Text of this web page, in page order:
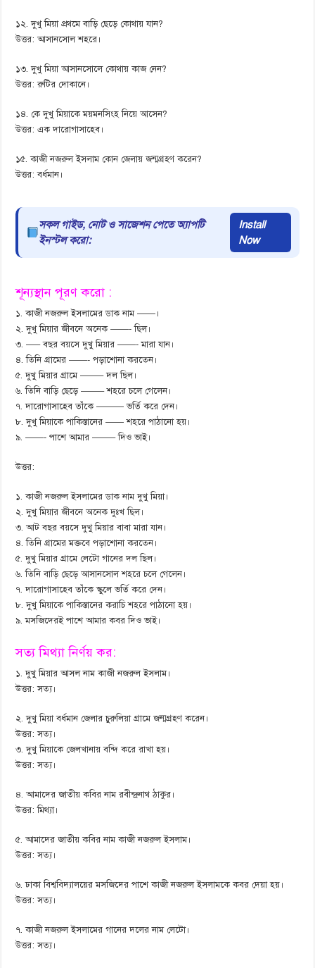
১২. দুখু মিয়া প্রথমে বাড়ি ছেড়ে কোথায় যান?
উত্তর: আসানসোল শহরে।
১৩. দুখু মিয়া আসানসোলে কোথায় কাজ নেন?
উত্তর: রুটির দোকানে।
১৪. কে দুখু মিয়াকে ময়মনসিংহ নিয়ে আসেন?
উত্তর: এক দারোগাসাহেব।
১৫. কাজী নজরুল ইসলাম কোন জেলায় জন্মগ্রহণ করেন?
উত্তর: বর্ধমান।
সকল গাইড, নোট ও সাজেশন পেতে অ্যাপটি
ইনস্টল করো:
Install
Now
শূন্যস্থান পূরণ করো :
১. কাজী নজরুল ইসলামের ডাক নাম ——।
২. দুখু মিয়ার জীবনে অনেক ——- ছিল।
৩. —– বছর বয়সে দুখু মিয়ার ——- মারা যান।
৪. তিনি গ্রামের ——- পড়াশোনা করতেন।
৫. দুখু মিয়ার গ্রামে ——– দল ছিল।
৬. তিনি বাড়ি ছেড়ে ——– শহরে চলে গেলেন।
৭. দারোগাসাহেব তাঁকে ——— ভর্তি করে দেন।
৮. দুখু মিয়াকে পাকিস্তানের —— শহরে পাঠানো হয়।
৯. ——- পাশে আমার ——– দিও ভাই।
উত্তর:
১. কাজী নজরুল ইসলামের ডাক নাম দুখু মিয়া।
২. দুখু মিয়ার জীবনে অনেক দুঃখ ছিল।
৩. আট বছর বয়সে দুখু মিয়ার বাবা মারা যান।
৪. তিনি গ্রামের মক্তবে পড়াশোনা করতেন।
৫. দুখু মিয়ার গ্রামে লেটো গানের দল ছিল।
৬. তিনি বাড়ি ছেড়ে আসানসোল শহরে চলে গেলেন।
৭. দারোগাসাহেব তাঁকে স্কুলে ভর্তি করে দেন।
৮. দুখু মিয়াকে পাকিস্তানের করাচি শহরে পাঠানো হয়।
৯. মসজিদেরই পাশে আমার কবর দিও ভাই।
সত্য মিথ্যা নির্ণয় কর:
১. দুখু মিয়ার আসল নাম কাজী নজরুল ইসলাম।
উত্তর: সত্য।
২. দুখু মিয়া বর্ধমান জেলার চুরুলিয়া গ্রামে জন্মগ্রহণ করেন।
উত্তর: সত্য।
৩. দুখু মিয়াকে জেলখানায় বন্দি করে রাখা হয়।
উত্তর: সত্য।
৪. আমাদের জাতীয় কবির নাম রবীন্দ্রনাথ ঠাকুর।
উত্তর: মিথ্যা।
৫. আমাদের জাতীয় কবির নাম কাজী নজরুল ইসলাম।
উত্তর: সত্য।
৬. ঢাকা বিশ্ববিদ্যালয়ের মসজিদের পাশে কাজী নজরুল ইসলামকে কবর দেয়া হয়।
উত্তর: সত্য।
৭. কাজী নজরুল ইসলামের গানের দলের নাম লেটো।
উত্তর: সত্য।